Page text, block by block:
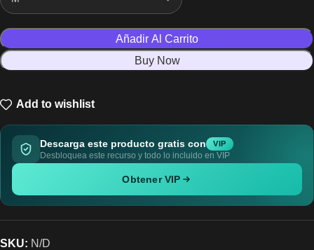
Añadir Al Carrito
Buy Now
Add to wishlist
Descarga este producto gratis con VIP
Desbloquea este recurso y todo lo incluido en VIP
Obtener VIP
SKU: N/D